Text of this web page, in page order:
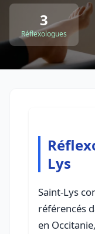
3
Réflexologues
Lys
Saint-Lys
référencés
en